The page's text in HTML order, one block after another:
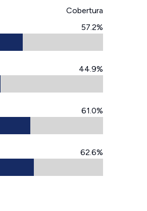
Cobertura
57.2%
44.9%
61.0%
62.6%